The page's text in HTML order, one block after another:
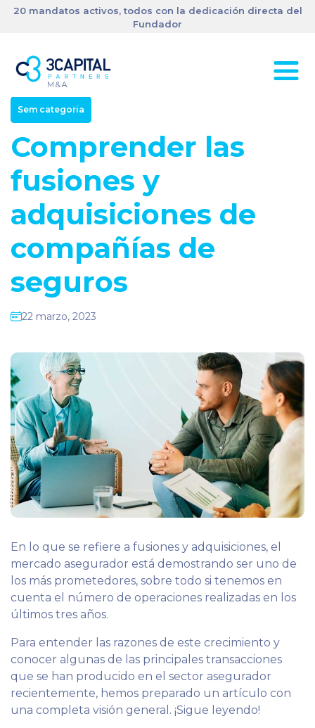
20 mandatos activos, todos con la dedicación directa del
Fundador
Sem categoria
Comprender las
fusiones y
adquisiciones de
compañías de
seguros
22 marzo, 2023
En lo que se refiere a fusiones y adquisiciones, el
mercado asegurador está demostrando ser uno de
los más prometedores, sobre todo si tenemos en
cuenta el número de operaciones realizadas en los
últimos tres años.
Para entender las razones de este crecimiento y
conocer algunas de las principales transacciones
que se han producido en el sector asegurador
recientemente, hemos preparado un artículo con
una completa visión general. ¡Sigue leyendo!